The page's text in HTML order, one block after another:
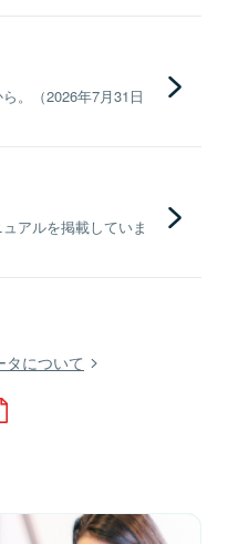
。（2026年7月31日
アルを掲載していま
について